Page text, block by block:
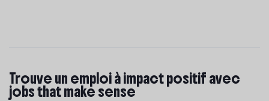
Trouve un emploi à impact positif avec
jobs that make sense